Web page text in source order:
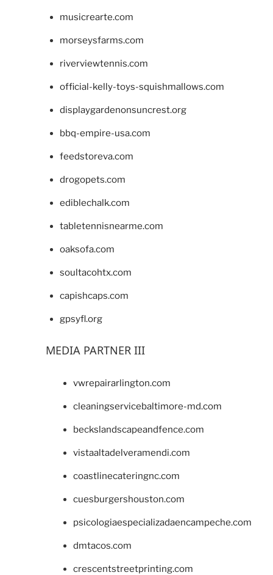
musicrearte.com
morseysfarms.com
riverviewtennis.com
official-kelly-toys-squishmallows.com
displaygardenonsuncrest.org
bbq-empire-usa.com
feedstoreva.com
drogopets.com
ediblechalk.com
tabletennisnearme.com
oaksofa.com
soultacohtx.com
capishcaps.com
gpsyfl.org
MEDIA PARTNER III
vwrepairarlington.com
cleaningservicebaltimore-md.com
beckslandscapeandfence.com
vistaaltadelveramendi.com
coastlinecateringnc.com
cuesburgershouston.com
psicologiaespecializadaencampeche.com
dmtacos.com
crescentstreetprinting.com